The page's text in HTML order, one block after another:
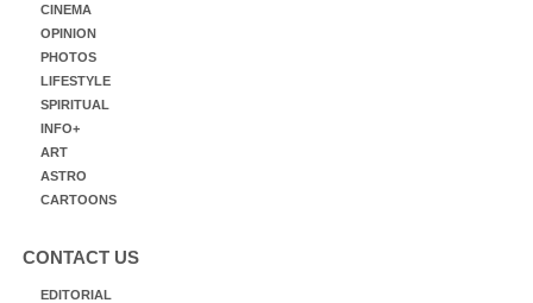
CINEMA
OPINION
PHOTOS
LIFESTYLE
SPIRITUAL
INFO+
ART
ASTRO
CARTOONS
CONTACT US
EDITORIAL